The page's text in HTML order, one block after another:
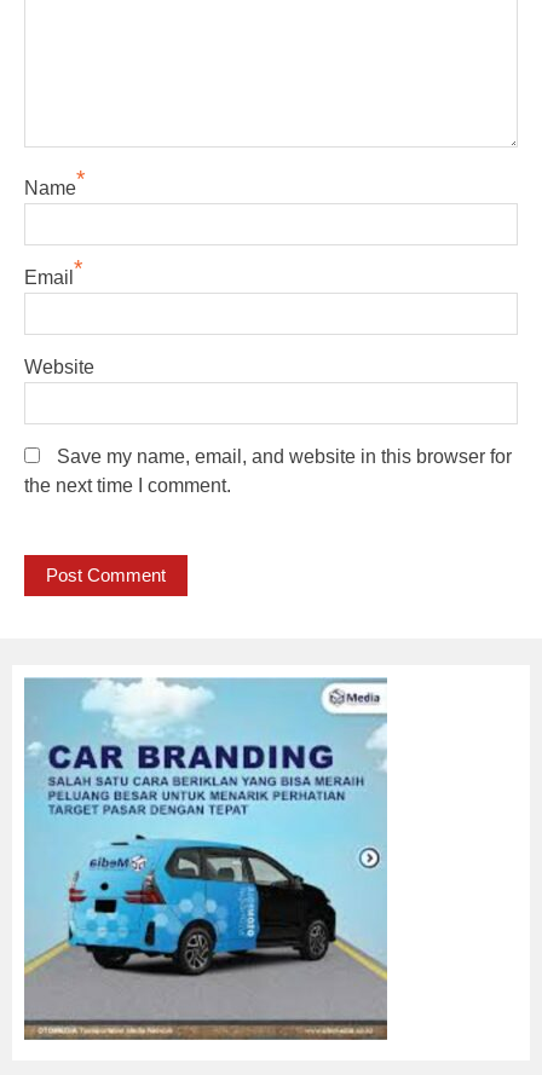
Name*
Email *
Website
Save my name, email, and website in this browser for
the next time I comment.